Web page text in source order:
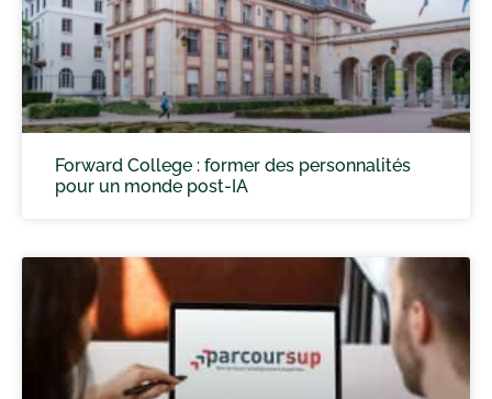
Forward College : former des personnalités
pour un monde post-IA